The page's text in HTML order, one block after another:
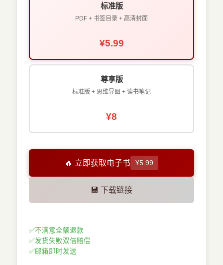
标准版
PDF + 书签目录 + 高清封面
¥5.99
尊享版
标准版 + 思维导图 + 读书笔记
¥8
🔥 立即获取电子书 ¥5.99
💾 下载链接
✅不满意全额退款
✅发货失败双倍赔偿
✅邮箱即时发送